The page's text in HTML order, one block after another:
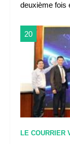
deuxième fois
20
LE COURRIER